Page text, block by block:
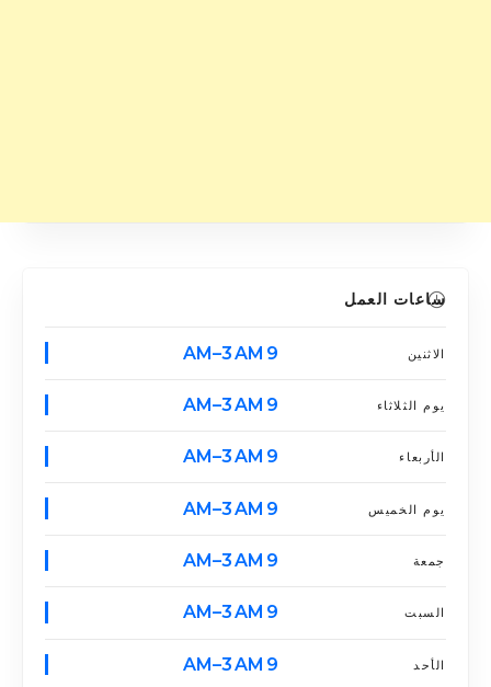
ساعات العمل
الاثنين 9 AM–3 AM
يوم الثلاثاء 9 AM–3 AM
الأربعاء 9 AM–3 AM
يوم الخميس 9 AM–3 AM
جمعة 9 AM–3 AM
السبت 9 AM–3 AM
الأحد 9 AM–3 AM